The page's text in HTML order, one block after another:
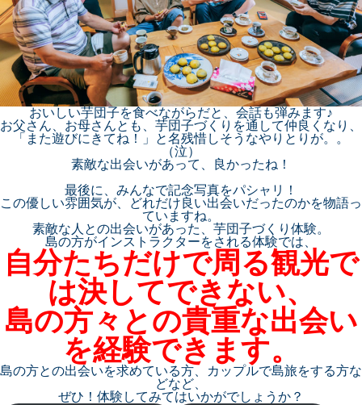
おいしい芋団子を食べながらだと、会話も弾みます♪
お父さん、お母さんとも、芋団子づくりを通して仲良くなり、
「また遊びにきてね！」と名残惜しそうなやりとりが。。
（泣）
素敵な出会いがあって、良かったね！
最後に、みんなで記念写真をパシャリ！
この優しい雰囲気が、どれだけ良い出会いだったのかを物語っ
ていますね。
素敵な人との出会いがあった、芋団子づくり体験。
島の方がインストラクターをされる体験では、
自分たちだけで周る観光で
は決してできない、
島の方々との貴重な出会い
を経験できます。
島の方との出会いを求めている方、カップルで島旅をする方な
どなど、
ぜひ！体験してみてはいかがでしょうか？